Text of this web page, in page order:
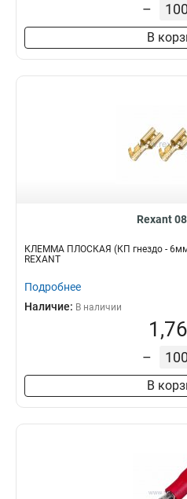
–
В
Rexant
КЛЕММА ПЛОСКАЯ (КП гнездо -
REXANT
Подробнее
Наличие: В наличии
–
В